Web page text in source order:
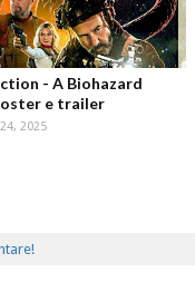
- A Biohazard
e trailer
2025